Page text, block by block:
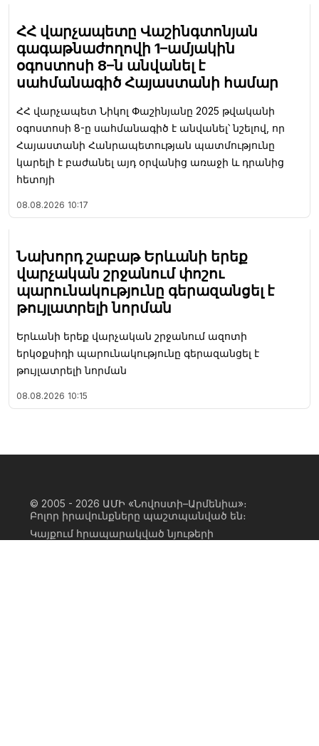
ՀՀ վարչապետը Վաշինգտոնյան
գագաթնաժողովի 1–ամյակին
օգոստոսի 8–ն անվանել է
սահմանագիծ Հայաստանի համար
ՀՀ վարչապետ Նիկոլ Փաշինյանը 2025 թվականի
օգոստոսի 8-ը սահմանագիծ է անվանել՝ նշելով, որ
Հայաստանի Հանրապետության պատմությունը
կարելի է բաժանել այդ օրվանից առաջի և դրանից
հետոյի
08.08.2026 10:17
Նախորդ շաբաթ Երևանի երեք
վարչական շրջանում փոշու
պարունակությունը գերազանցել է
թույլատրելի նորման
Երևանի երեք վարչական շրջանում ազոտի
երկօքսիդի պարունակությունը գերազանցել է
թույլատրելի նորման
08.08.2026 10:15
© 2005 - 2026 ԱՄԻ «Նովոստի–Արմենիա»։
Բոլոր իրավունքները պաշտպանված են։
Կայքում հրապարակված նյութերի